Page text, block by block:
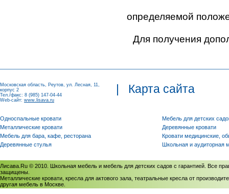
определяемой
Для получения
Московская область, Реутов, ул. Лесная, 11,
корпус 2
Тел./факс: 8 (985) 147-04-44
Web-сайт: www.lisava.ru
| Карта сайта
Односпальные кровати
Металлические кровати
Мебель для бара, кафе, ресторана
Деревянные стулья
Мебель для детских
Деревянные кровати
Кровати медицинские,
Школьная и аудиторная
Лисава.Ru © 2010. Школьная мебель и мебель для детских садов с гарантией. Все
защищены.
Металлические кровати, кресла для актового зала, театральные кресла от
другая мебель в Москве.
Политика использования cookies/Соглашение на обработку персональных данных